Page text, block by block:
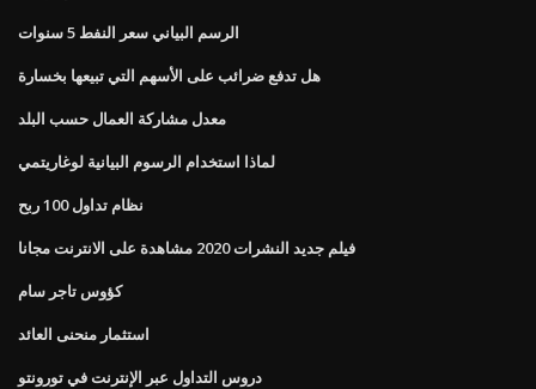
الرسم البياني سعر النفط 5 سنوات
هل تدفع ضرائب على الأسهم التي تبيعها بخسارة
معدل مشاركة العمال حسب البلد
لماذا استخدام الرسوم البيانية لوغاريتمي
نظام تداول 100 ربح
فيلم جديد النشرات 2020 مشاهدة على الانترنت مجانا
كؤوس تاجر سام
استثمار منحنى العائد
دروس التداول عبر الإنترنت في تورونتو